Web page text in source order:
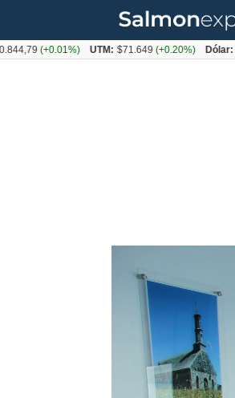
(+0.01%) UTM: $71.649(+0.20%) Dólar: